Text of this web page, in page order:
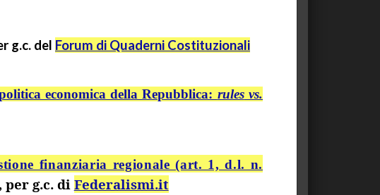
g.c. del Forum di Quaderni Costituzionali
economica della Repubblica: rulesvs.
finanziaria regionale (art. 1, d.l. n.
, per g.c.di Federalismi.it